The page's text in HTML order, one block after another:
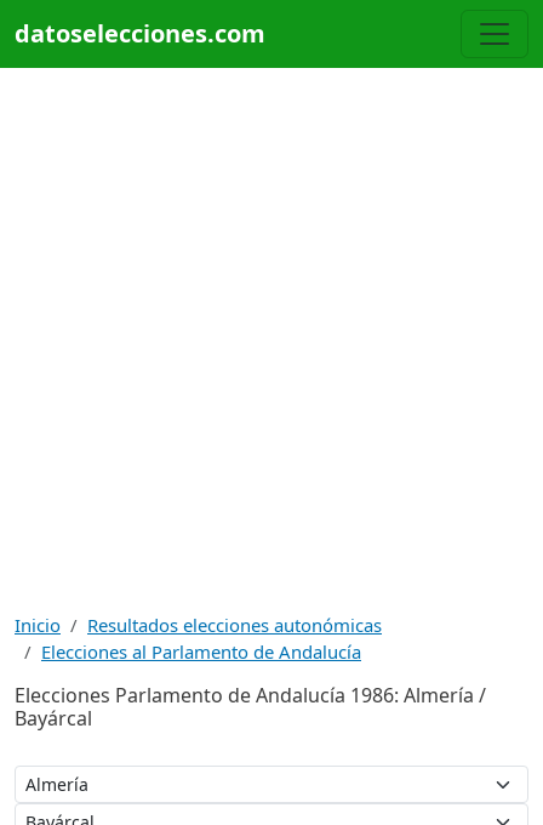
datoselecciones.com
Inicio
Resultados elecciones autonómicas
Elecciones al Parlamento de Andalucía
Elecciones Parlamento de Andalucía 1986: Almería /
Bayárcal